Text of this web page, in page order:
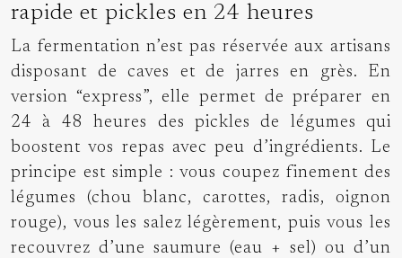
rapide et pickles en 24 heures
La fermentation n’est pas réservée aux artisans
disposant de caves et de jarres en grès. En
version “express”, elle permet de préparer en
24 à 48 heures des pickles de légumes qui
boostent vos repas avec peu d’ingrédients. Le
principe est simple : vous coupez finement des
légumes (chou blanc, carottes, radis, oignon
rouge), vous les salez légèrement, puis vous les
recouvrez d’une saumure (eau + sel) ou d’un